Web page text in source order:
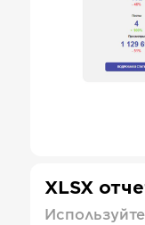
XLSX